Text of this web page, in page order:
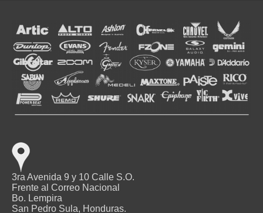
3ra Avenida 9 y 10 Calle S.O.
Frente al Correo Nacional
Bo. Lempira
San Pedro Sula, Honduras.